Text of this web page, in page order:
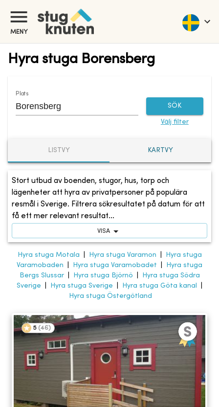
MENY
Hyra stuga Borensberg
Plats
SÖK
Välj filter
LISTVY KARTVY
Stort utbud av boenden, stugor, hus, torp och
lägenheter att hyra av privatpersoner på populära
resmål i Sverige. Filtrera sökresultatet på datum för att
få ett mer relevant resultat...
VISA
Hyra stuga Motala Hyra stuga Varamon
Hyra stuga
Varamobaden
Hyra stuga Varamobadet
Hyra stuga
Bergs Slussar| Hyra stuga Björnö
Hyra stuga Södra
Sverige
Hyra stuga Sverige Hyra stuga Göta kanal
Hyra stuga Östergötland
5 (46)